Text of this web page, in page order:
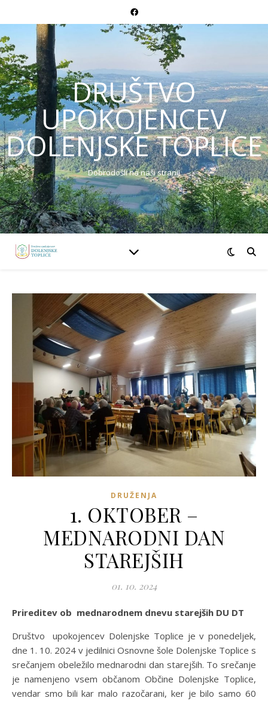
DRUŠTVO
UPOKOJENCEV
DOLENJSKE TOPLICE
Dobrodošli na naši strani!
DRUŽENJA
1. OKTOBER –
MEDNARODNI DAN
STAREJŠIH
01. 10. 2024
Prireditev ob mednarodnem dnevu starejših DU DT
Društvo upokojencev Dolenjske Toplice je v ponedeljek,
dne 1. 10. 2024 v jedilnici Osnovne šole Dolenjske Toplice s
srečanjem obeležilo mednarodni dan starejših. To srečanje
je namenjeno vsem občanom Občine Dolenjske Toplice,
vendar smo bili kar malo razočarani, ker je bilo samo 60